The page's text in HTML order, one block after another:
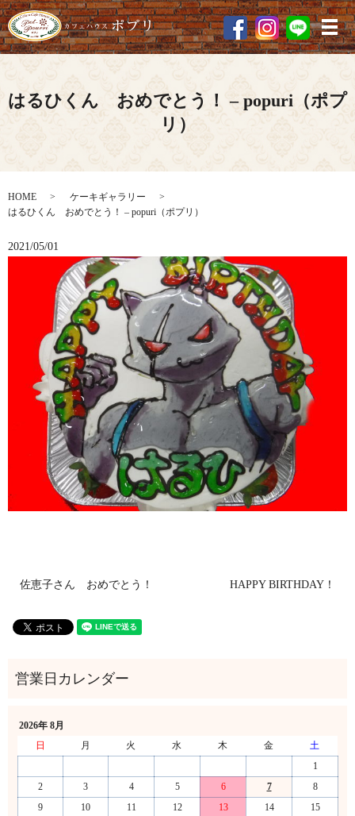
メ
はるひくん おめでとう！ – popuri（ポプ
リ）
HOME
ケーキギャラリー
はるひくん おめでとう！ – popuri（ポプリ）
2021/05/01
佐恵子さん おめでとう！ HAPPY BIRTHDAY！
2026年 8月
日
月 火 水 木 金
土
1
2
3 4 5 6 7
8
9
10 11 12 13 14
15